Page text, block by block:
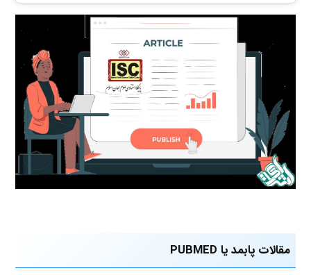
مقالات پابمد یا PUBMED